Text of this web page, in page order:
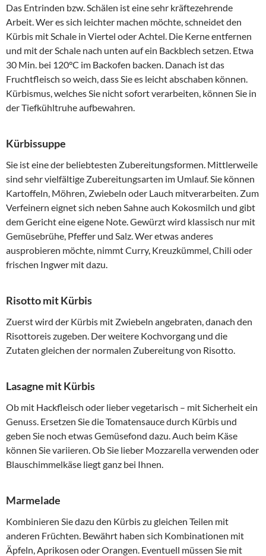
Das Entrinden bzw. Schälen ist eine sehr kräftezehrende
Arbeit. Wer es sich leichter machen möchte, schneidet den
Kürbis mit Schale in Viertel oder Achtel. Die Kerne entfernen
und mit der Schale nach unten auf ein Backblech setzen. Etwa
30 Min. bei 120°C im Backofen backen. Danach ist das
Fruchtfleisch so weich, dass Sie es leicht abschaben können.
Kürbismus, welches Sie nicht sofort verarbeiten, können Sie in
der Tiefkühltruhe aufbewahren.
Kürbissuppe
Sie ist eine der beliebtesten Zubereitungsformen. Mittlerweile
sind sehr vielfältige Zubereitungsarten im Umlauf. Sie können
Kartoffeln, Möhren, Zwiebeln oder Lauch mitverarbeiten. Zum
Verfeinern eignet sich neben Sahne auch Kokosmilch und gibt
dem Gericht eine eigene Note. Gewürzt wird klassisch nur mit
Gemüsebrühe, Pfeffer und Salz. Wer etwas anderes
ausprobieren möchte, nimmt Curry, Kreuzkümmel, Chili oder
frischen Ingwer mit dazu.
Risotto mit Kürbis
Zuerst wird der Kürbis mit Zwiebeln angebraten, danach den
Risottoreis zugeben. Der weitere Kochvorgang und die
Zutaten gleichen der normalen Zubereitung von Risotto.
Lasagne mit Kürbis
Ob mit Hackfleisch oder lieber vegetarisch – mit Sicherheit ein
Genuss. Ersetzen Sie die Tomatensauce durch Kürbis und
geben Sie noch etwas Gemüsefond dazu. Auch beim Käse
können Sie variieren. Ob Sie lieber Mozzarella verwenden oder
Blauschimmelkäse liegt ganz bei Ihnen.
Marmelade
Kombinieren Sie dazu den Kürbis zu gleichen Teilen mit
anderen Früchten. Bewährt haben sich Kombinationen mit
Äpfeln, Aprikosen oder Orangen. Eventuell müssen Sie mit